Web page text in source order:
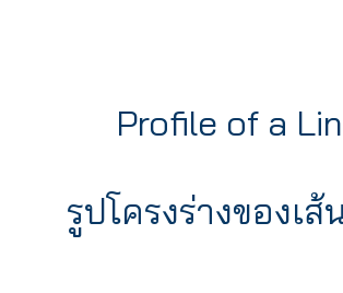
Profile of a
รูปโครงร่างของเส้